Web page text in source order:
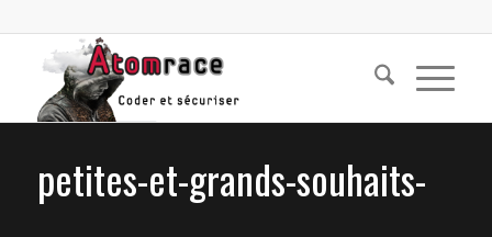
petites-et-grands-souhaits-